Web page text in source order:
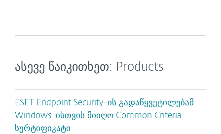
ასევე წაიკითხეთ: Products
ESET Endpoint Security-ის გადაწყვეტილებამ
Windows-ისთვის მიიღო Common Criteria
სერტიფიკატი